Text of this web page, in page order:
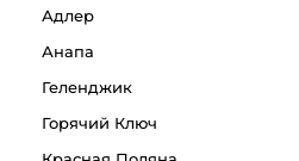
Адлер
Анапа
Геленджик
Горячий Ключ